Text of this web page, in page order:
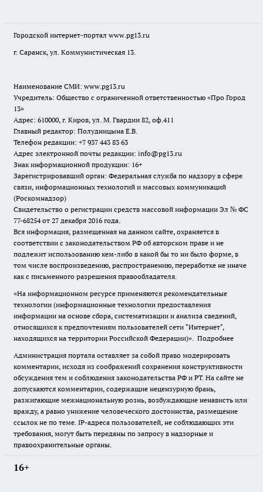
Городской интернет-портал www.pg13.ru
г. Саранск, ул. Коммунистическая 13.
Наименование СМИ: www.pg13.ru
Учредитель: Общество с ограниченной ответственностью «Про Город
13»
Адрес: 610000, г. Киров, ул. М. Гвардии 82, оф.411
Главный редактор: Полудницына Е.В.
Телефон редакции: +7 937 443 83 63
Адрес электронной почты редакции: info@pg13.ru
Знак информационной продукции: 16+
Зарегистрировавший орган: Федеральная служба по надзору в сфере
связи, информационных технологий и массовых коммуникаций
(Роскомнадзор)
Свидетельство о регистрации средств массовой информации Эл № ФС
77-68254 от 27 декабря 2016 года.
Вся информация, размещенная на данном сайте, охраняется в
соответствии с законодательством РФ об авторском праве и не
подлежит использованию кем-либо в какой бы то ни было форме, в
том числе воспроизведению, распространению, переработке не иначе
как с письменного разрешения правообладателя.
«На информационном ресурсе применяются рекомендательные
технологии (информационные технологии предоставления
информации на основе сбора, систематизации и анализа сведений,
относящихся к предпочтениям пользователей сети "Интернет",
находящихся на территории Российской Федерации)». Подробнее
Администрация портала оставляет за собой право модерировать
комментарии, исходя из соображений сохранения конструктивности
обсуждения тем и соблюдения законодательства РФ и РТ. На сайте не
допускаются комментарии, содержащие нецензурную брань,
разжигающие межнациональную рознь, возбуждающие ненависть или
вражду, а равно унижение человеческого достоинства, размещение
ссылок не по теме. IP-адреса пользователей, не соблюдающих эти
требования, могут быть переданы по запросу в надзорные и
правоохранительные органы.
16+